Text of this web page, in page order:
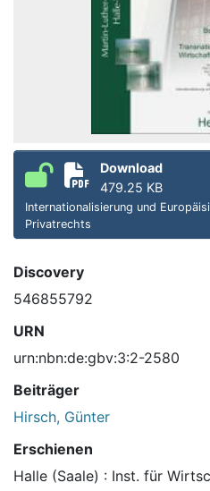
Download
479.25 KB
Internationalisierung und
Privatrechts
Discovery
546855792
URN
urn:nbn:de:gbv:3:2-2580
Beiträger
Hirsch, Günter
Erschienen
Halle (Saale) : Inst. für